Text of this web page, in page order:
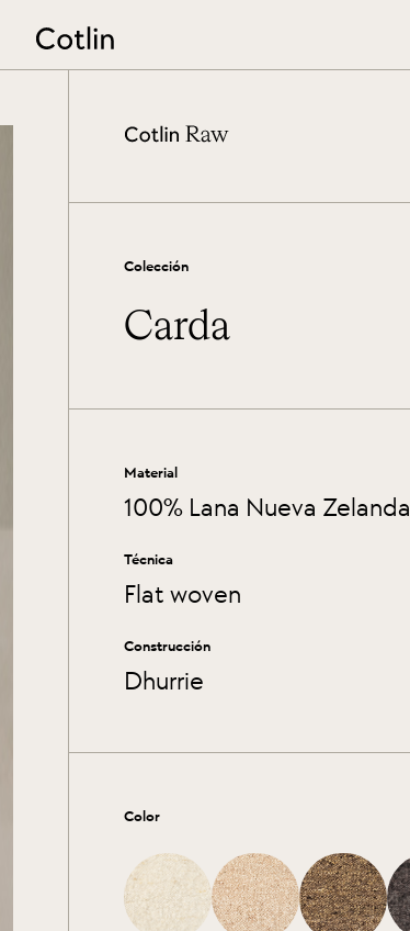
Colección
Carda
Material
100% Lana Nueva Zelanda
Técnica
Flat woven
Construcción
Dhurrie
Color